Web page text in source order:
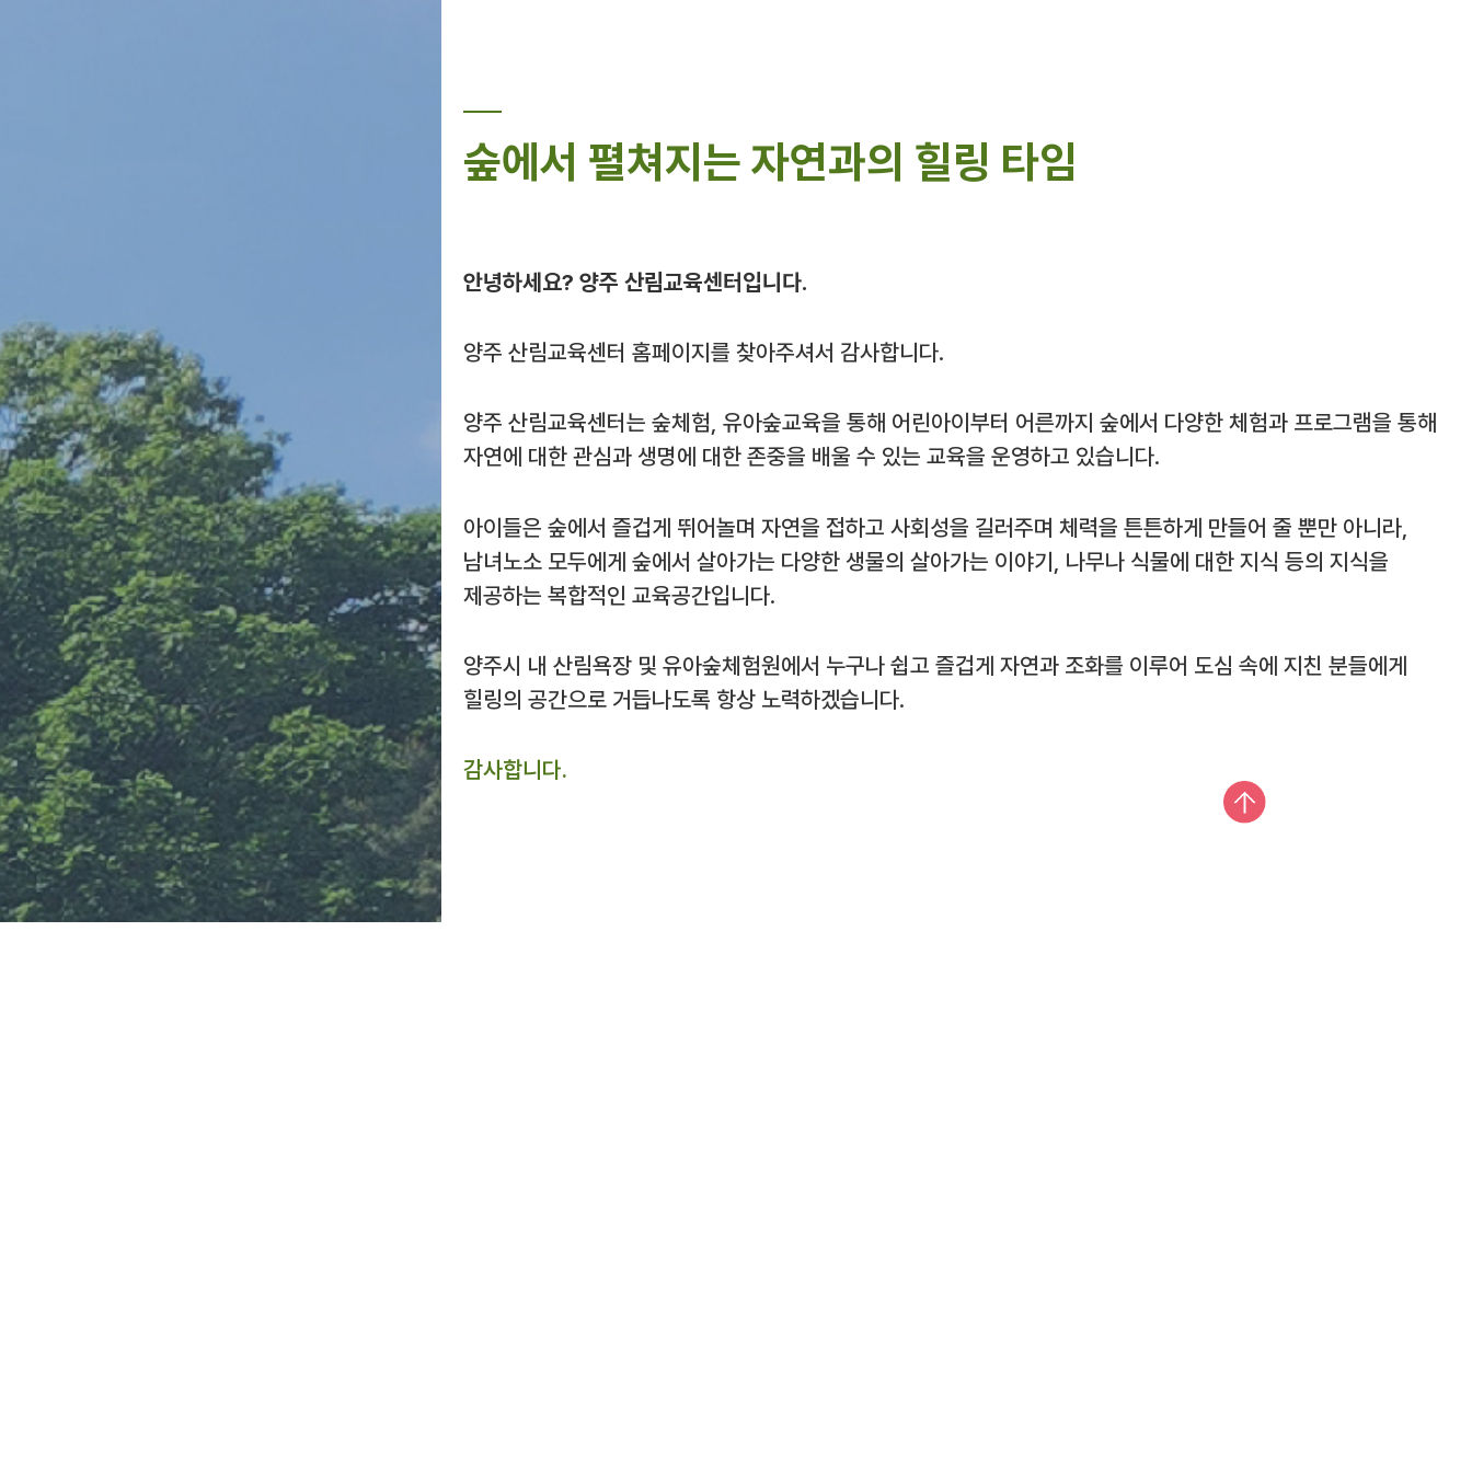
숲에서 펼쳐지는 자연과의 힐링 타임
안녕하세요? 양주 산림교육센터입니다.
양주 산림교육센터 홈페이지를 찾아주셔서 감사합니다.
양주 산림교육센터는 숲체험, 유아숲교육을 통해 어린아이부터 어른까지 숲에서 다양한 체험과 프로그램을 통해
자연에 대한 관심과 생명에 대한 존중을 배울 수 있는 교육을 운영하고 있습니다.
아이들은 숲에서 즐겁게 뛰어놀며 자연을 접하고 사회성을 길러주며 체력을 튼튼하게 만들어 줄 뿐만 아니라,
남녀노소 모두에게 숲에서 살아가는 다양한 생물의 살아가는 이야기, 나무나 식물에 대한 지식 등의 지식을
제공하는 복합적인 교육공간입니다.
양주시 내 산림욕장 및 유아숲체험원에서 누구나 쉽고 즐겁게 자연과 조화를 이루어 도심 속에 지친 분들에게
힐링의 공간으로 거듭나도록 항상 노력하겠습니다.
감사합니다.